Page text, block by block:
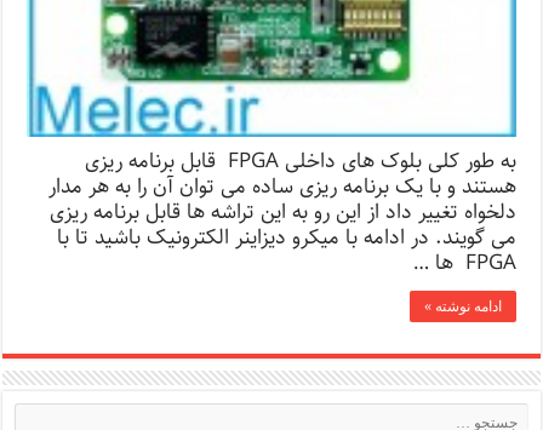
به طور کلی بلوک های داخلی FPGA قابل برنامه ریزی
هستند و با یک برنامه ریزی ساده می توان آن را به هر مدار
دلخواه تغییر داد از این رو به این تراشه ها قابل برنامه ریزی
می گویند. در ادامه با میکرو دیزاینر الکترونیک باشید تا با
FPGA ها …
ادامه نوشته »